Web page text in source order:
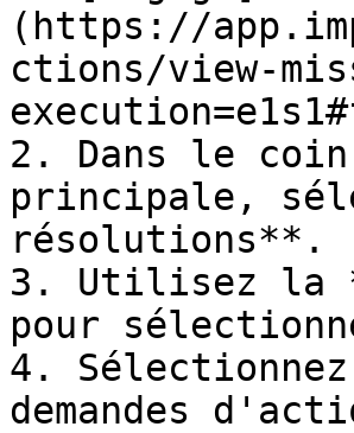
(https://
ctions/view-
2. Dans le
principale,
résolutions**.
3. Utilisez la
pour
4.
demandes